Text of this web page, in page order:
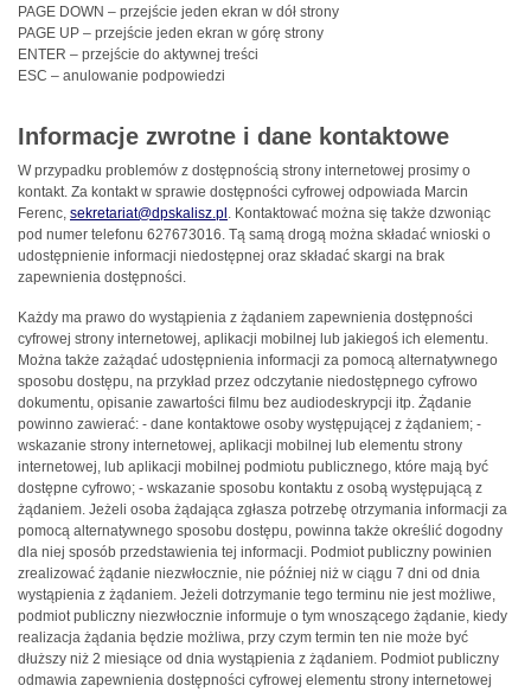
PAGE DOWN – przejście jeden ekran w dół strony
PAGE UP – przejście jeden ekran w górę strony
ENTER – przejście do aktywnej treści
ESC – anulowanie podpowiedzi
Informacje zwrotne i dane kontaktowe
W przypadku problemów z dostępnością strony internetowej prosimy o
kontakt. Za kontakt w sprawie dostępności cyfrowej odpowiada Marcin
Ferenc, sekretariat@dpskalisz.pl . Kontaktować można się także dzwoniąc
pod numer telefonu 627673016. Tą samą drogą można składać wnioski o
udostępnienie informacji niedostępnej oraz składać skargi na brak
zapewnienia dostępności.
Każdy ma prawo do wystąpienia z żądaniem zapewnienia dostępności
cyfrowej strony internetowej, aplikacji mobilnej lub jakiegoś ich elementu.
Można także zażądać udostępnienia informacji za pomocą alternatywnego
sposobu dostępu, na przykład przez odczytanie niedostępnego cyfrowo
dokumentu, opisanie zawartości filmu bez audiodeskrypcji itp. Żądanie
powinno zawierać: - dane kontaktowe osoby występującej z żądaniem; -
wskazanie strony internetowej, aplikacji mobilnej lub elementu strony
internetowej, lub aplikacji mobilnej podmiotu publicznego, które mają być
dostępne cyfrowo; - wskazanie sposobu kontaktu z osobą występującą z
żądaniem. Jeżeli osoba żądająca zgłasza potrzebę otrzymania informacji za
pomocą alternatywnego sposobu dostępu, powinna także określić dogodny
dla niej sposób przedstawienia tej informacji. Podmiot publiczny powinien
zrealizować żądanie niezwłocznie, nie później niż w ciągu 7 dni od dnia
wystąpienia z żądaniem. Jeżeli dotrzymanie tego terminu nie jest możliwe,
podmiot publiczny niezwłocznie informuje o tym wnoszącego żądanie, kiedy
realizacja żądania będzie możliwa, przy czym termin ten nie może być
dłuższy niż 2 miesiące od dnia wystąpienia z żądaniem. Podmiot publiczny
odmawia zapewnienia dostępności cyfrowej elementu strony internetowej